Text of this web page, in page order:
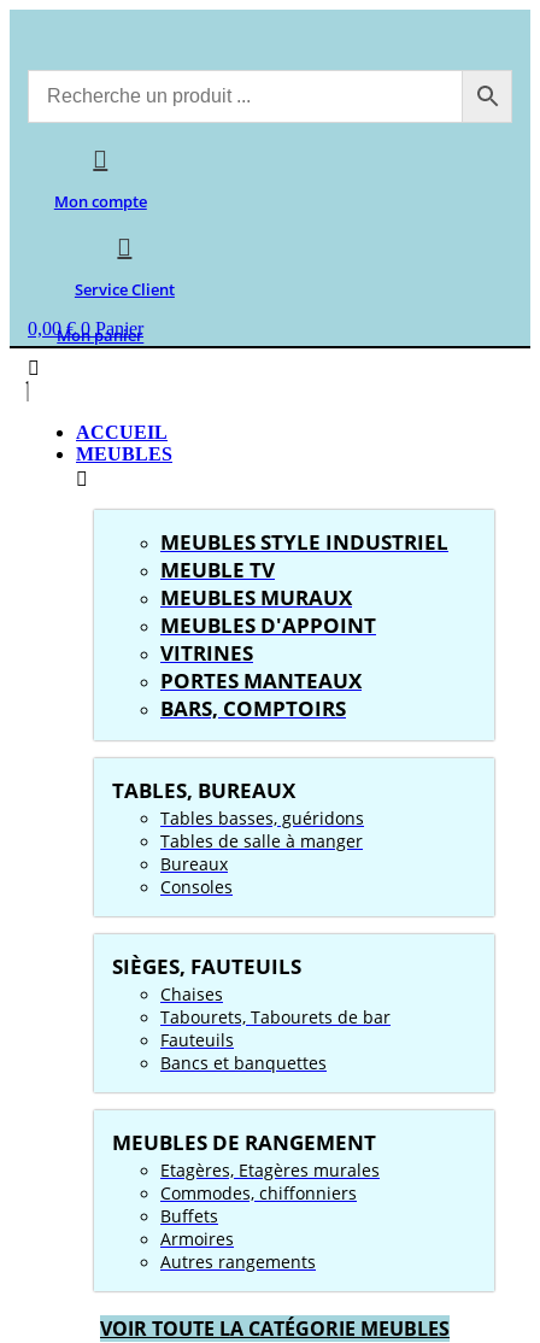
Mon compte
Service Client
0,00€ 0 Panier
Mon panier
ACCUEIL
MEUBLES
MEUBLES STYLE INDUSTRIEL
MEUBLE TV
MEUBLES MURAUX
MEUBLES D'APPOINT
VITRINES
PORTES MANTEAUX
BARS, COMPTOIRS
TABLES, BUREAUX
Tables basses, guéridons
Tables de salle à manger
Bureaux
Consoles
SIÈGES, FAUTEUILS
Chaises
Tabourets, Tabourets de bar
Fauteuils
Bancs et banquettes
MEUBLES DE RANGEMENT
Etagères, Etagères murales
Commodes, chiffonniers
Buffets
Armoires
Autres rangements
VOIR TOUTE LA CATÉGORIE MEUBLES